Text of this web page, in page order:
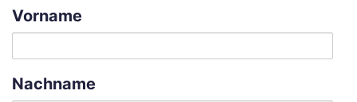
Vorname
Nachname